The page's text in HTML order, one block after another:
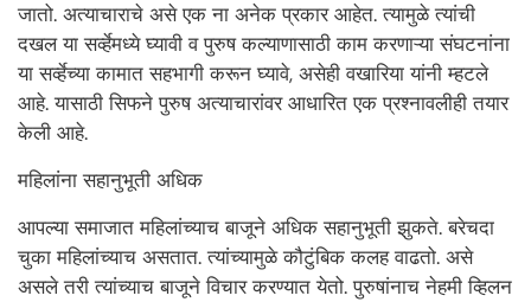
जातो. अत्याचाराचे असे एक ना अनेक प्रकार आहेत. त्यामुळे त्यांची
दखल या सर्व्हेमध्ये घ्यावी व पुरुष कल्याणासाठी काम करणाऱ्या संघटनांना
या सर्व्हेच्या कामात सहभागी करून घ्यावे, असेही वखारिया यांनी म्हटले
आहे. यासाठी सिफने पुरुष अत्याचारांवर आधारित एक प्रश्नावलीही तयार
केली आहे.
महिलांना सहानुभूती अधिक
आपल्या समाजात महिलांच्याच बाजूने अधिक सहानुभूती झुकते. बरेचदा
चुका महिलांच्याच असतात. त्यांच्यामुळे कौटुंबिक कलह वाढतो. असे
असले तरी त्यांच्याच बाजूने विचार करण्यात येतो. पुरुषांनाच नेहमी व्हिलन